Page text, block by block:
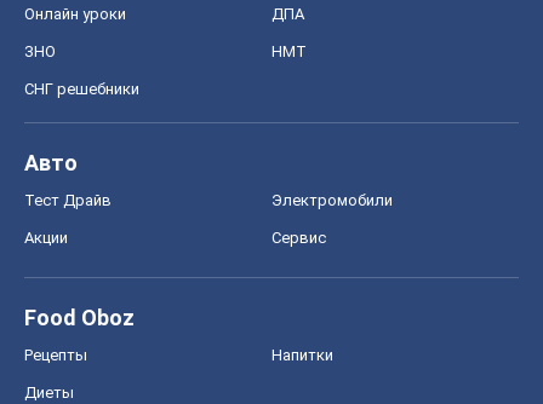
Онлайн уроки ДПА
ЗНО НМТ
СНГ решебники
Авто
Тест Драйв Электромобили
Акции Сервис
Food Oboz
Рецепты Напитки
Диеты